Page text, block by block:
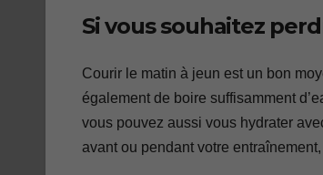
Si vous souhaitez
Courir le matin à jeun est un bon
également de boire suffisamment
vous pouvez aussi vous hydrater
avant ou pendant votre